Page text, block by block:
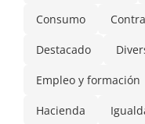
Consumo
Destacado
Empleo y formación
Hacienda